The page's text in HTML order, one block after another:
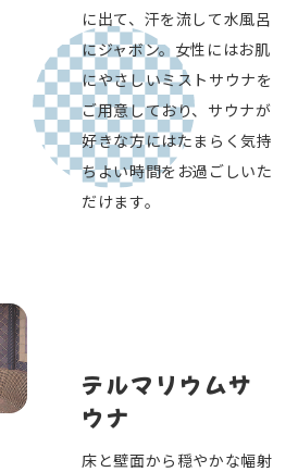
に出て、汗を流して水風呂
にジャボン。女性にはお肌
にやさしいミストサウナを
ご用意しており、サウナが
好きな方にはたまらく気持
ちよい時間をお過ごしいた
だけます。
テルマリウムサ
ウナ
床と壁面から穏やかな幅射